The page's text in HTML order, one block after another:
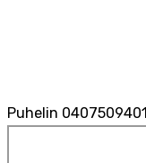
Puhelin 0407509401